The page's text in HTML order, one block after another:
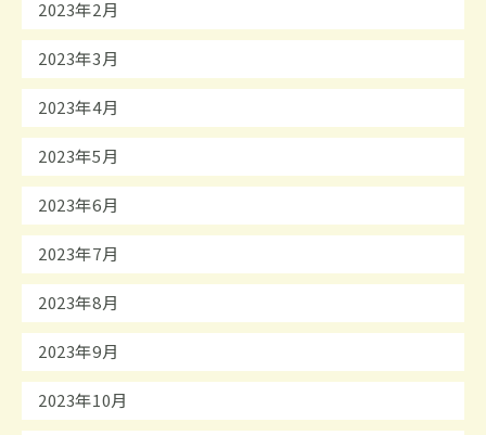
2023年2月
2023年3月
2023年4月
2023年5月
2023年6月
2023年7月
2023年8月
2023年9月
2023年10月